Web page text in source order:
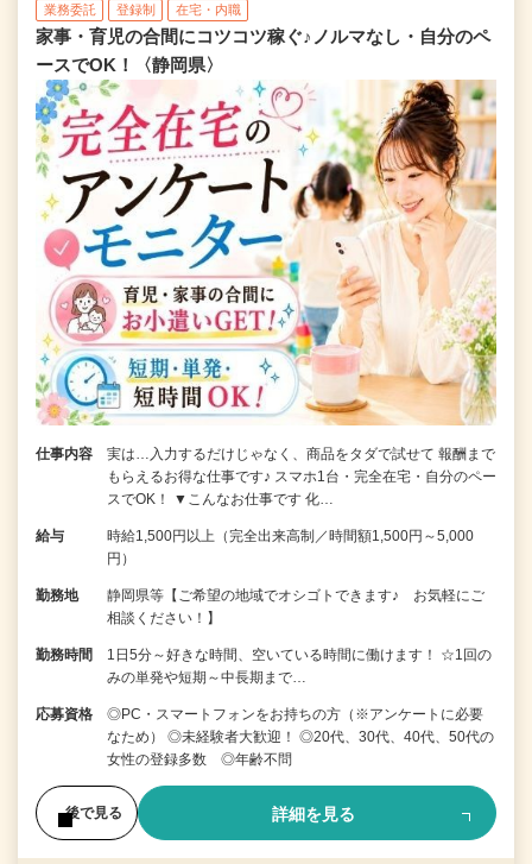
業務委託 登録制 在宅・内職
家事・育児の合間にコツコツ稼ぐ♪ノルマなし・自分のペ
ースでOK！〈静岡県〉
仕事内容
実は…入力するだけじゃなく、商品をタダで試せて 報酬まで
もらえるお得な仕事です♪ スマホ1台・完全在宅・自分のペー
スでOK！ ▼こんなお仕事です 化…
給与
時給1,500円以上（完全出来高制／時間額1,500円～5,000
円）
勤務地
静岡県等【ご希望の地域でオシゴトできます♪ お気軽にご
相談ください！】
勤務時間
1日5分～好きな時間、空いている時間に働けます！ ☆1回の
みの単発や短期～中長期まで…
応募資格
◎PC・スマートフォンをお持ちの方（※アンケートに必要
なため） ◎未経験者大歓迎！ ◎20代、30代、40代、50代の
女性の登録多数 ◎年齢不問
後で見る 詳細を見る